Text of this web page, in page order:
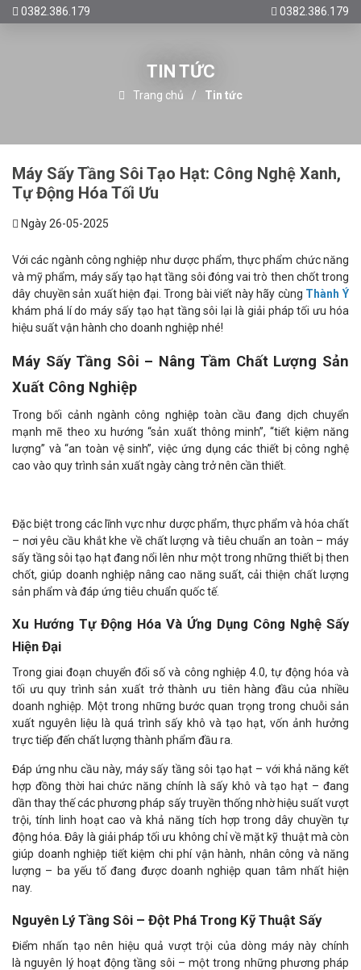
0382.386.179 0382.386.179
TIN TỨC
Trang chủ Tin tức
Máy Sấy Tầng Sôi Tạo Hạt: Công Nghệ Xanh,
Tự Động Hóa Tối Ưu
Ngày 26-05-2025
Với các ngành công nghiệp như dược phẩm, thực phẩm chức năng
và mỹ phẩm, máy sấy tạo hạt tầng sôi đóng vai trò then chốt trong
dây chuyền sản xuất hiện đại. Trong bài viết này hãy cùng Thành Ý
khám phá lí do máy sấy tạo hạt tầng sôi lại là giải pháp tối ưu hóa
hiệu suất vận hành cho doanh nghiệp nhé!
Máy Sấy Tầng Sôi – Nâng Tầm Chất Lượng Sản
Xuất Công Nghiệp
Trong bối cảnh ngành công nghiệp toàn cầu đang dịch chuyển
mạnh mẽ theo xu hướng “sản xuất thông minh”, “tiết kiệm năng
lượng” và “an toàn vệ sinh”, việc ứng dụng các thiết bị công nghệ
cao vào quy trình sản xuất ngày càng trở nên cần thiết.
Đặc biệt trong các lĩnh vực như dược phẩm, thực phẩm và hóa chất
– nơi yêu cầu khắt khe về chất lượng và tiêu chuẩn an toàn – máy
sấy tầng sôi tạo hạt đang nổi lên như một trong những thiết bị then
chốt, giúp doanh nghiệp nâng cao năng suất, cải thiện chất lượng
sản phẩm và đáp ứng tiêu chuẩn quốc tế.
Xu Hướng Tự Động Hóa Và Ứng Dụng Công Nghệ Sấy
Hiện Đại
Trong giai đoạn chuyển đổi số và công nghiệp 4.0, tự động hóa và
tối ưu quy trình sản xuất trở thành ưu tiên hàng đầu của nhiều
doanh nghiệp. Một trong những bước quan trọng trong chuỗi sản
xuất nguyên liệu là quá trình sấy khô và tạo hạt, vốn ảnh hưởng
trực tiếp đến chất lượng thành phẩm đầu ra.
Đáp ứng nhu cầu này, máy sấy tầng sôi tạo hạt – với khả năng kết
hợp đồng thời hai chức năng chính là sấy khô và tạo hạt – đang
dần thay thế các phương pháp sấy truyền thống nhờ hiệu suất vượt
trội, tính linh hoạt cao và khả năng tích hợp trong dây chuyền tự
động hóa. Đây là giải pháp tối ưu không chỉ về mặt kỹ thuật mà còn
giúp doanh nghiệp tiết kiệm chi phí vận hành, nhân công và năng
lượng – ba yếu tố đang được doanh nghiệp quan tâm nhất hiện
nay.
Nguyên Lý Tầng Sôi – Đột Phá Trong Kỹ Thuật Sấy
Điểm nhấn tạo nên hiệu quả vượt trội của dòng máy này chính
là nguyên lý hoạt động tầng sôi – một trong những phương pháp